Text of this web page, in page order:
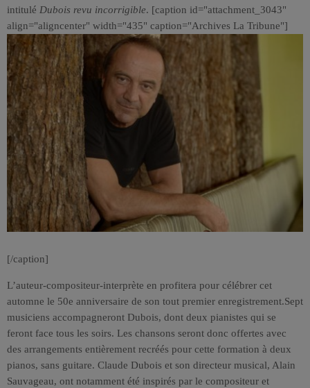
intitulé Dubois revu incorrigible. [caption id="attachment_3043"
align="aligncenter" width="435" caption="Archives La Tribune"]
[/caption]
L’auteur-compositeur-interprète en profitera pour célébrer cet
automne le 50e anniversaire de son tout premier enregistrement.Sept
musiciens accompagneront Dubois, dont deux pianistes qui se
feront face tous les soirs. Les chansons seront donc offertes avec
des arrangements entièrement recréés pour cette formation à deux
pianos, sans guitare. Claude Dubois et son directeur musical, Alain
Sauvageau, ont notamment été inspirés par le compositeur et